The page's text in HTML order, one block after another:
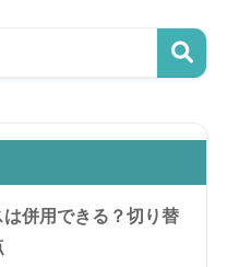
併用できる？切り替